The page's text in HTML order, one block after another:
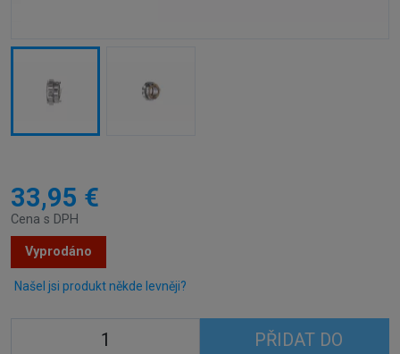
33,95 €
Cena s DPH
Vyprodáno
Našel jsi produkt někde levněji?
PŘIDAT DO